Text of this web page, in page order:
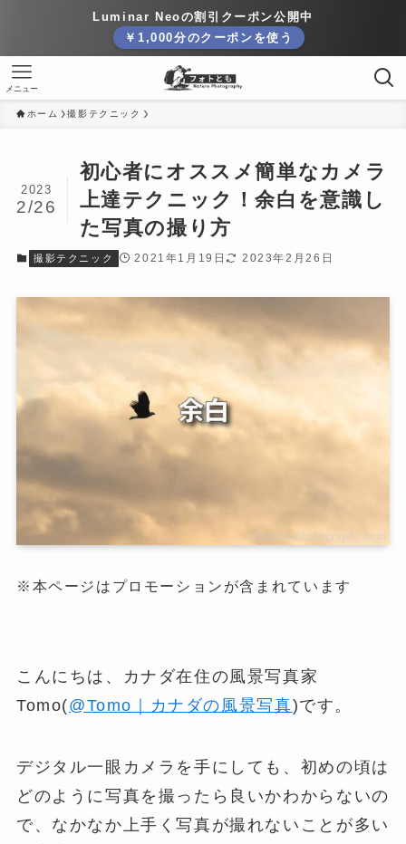
Luminar Neoの割引クーポン公開中
￥1,000分のクーポンを使う
メニュー
ホーム 撮影テクニック
初心者にオススメ簡単なカメラ
上達テクニック！余白を意識し
た写真の撮り方
2023
2/26
撮影テクニック 2021年1月19日 2023年2月26日
※本ページはプロモーションが含まれています
こんにちは、カナダ在住の風景写真家
Tomo(@Tomo｜カナダの風景写真)です。
デジタル一眼カメラを手にしても、初めの頃は
どのように写真を撮ったら良いかわからないの
で、なかなか上手く写真が撮れないことが多い